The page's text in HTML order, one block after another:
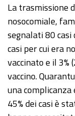
La trasmissione
nosocomiale,
segnalati 80 casi
casi per cui era
vaccinato e il 3%
vaccino.
una
45% dei casi è